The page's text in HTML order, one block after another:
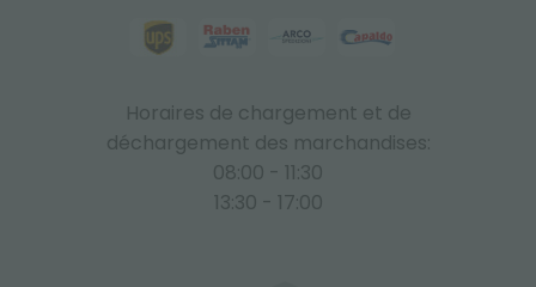
Horaires de chargement et de
déchargement des marchandises:
08:00 - 11:30
13:30 - 17:00